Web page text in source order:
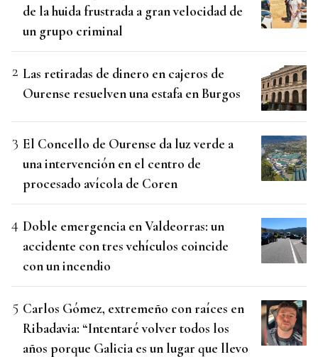
de la huida frustrada a gran velocidad de
un grupo criminal
Las retiradas de dinero en cajeros de
Ourense resuelven una estafa en Burgos
El Concello de Ourense da luz verde a
una intervención en el centro de
procesado avícola de Coren
Doble emergencia en Valdeorras: un
accidente con tres vehículos coincide
con un incendio
Carlos Gómez, extremeño con raíces en
Ribadavia: “Intentaré volver todos los
años porque Galicia es un lugar que llevo